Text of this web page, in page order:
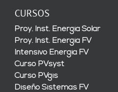
CURSOS
Proy. Inst. Energía Solar
Proy. Inst. Energía FV
Intensivo Energía FV
Curso PVsyst
Curso PVgis
Diseño Sistemas FV